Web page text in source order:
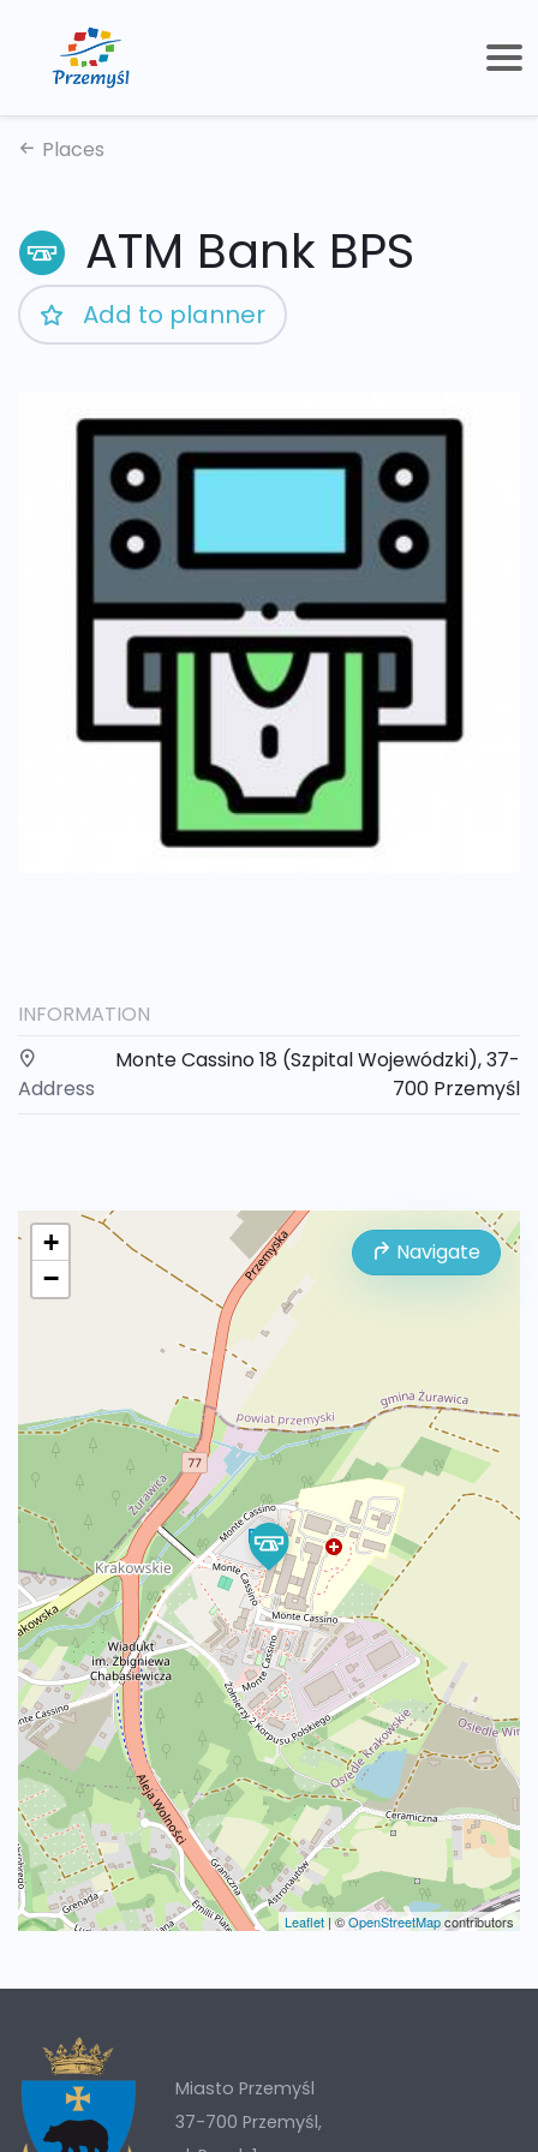
Places
ATM Bank BPS
Add to planner
INFORMATION
Address
Monte Cassino 18 (Szpital Wojewódzki), 37-
700 Przemyśl
Navigate
+
−
Leaflet | ©OpenStreetMapcontributors
Miasto Przemyśl
37-700 Przemyśl,